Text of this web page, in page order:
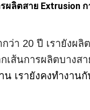
ผลิตสาย Extrusion
ว่า 20 ปี เรายังผลิ
เส้นการผลิตบางส
เรายังคงทํางาน